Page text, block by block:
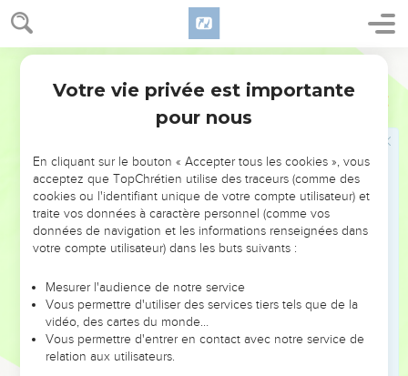
Esther 5
roi et Haman viennent au festin que je leur préparerai, et
demain je ferai selon la parole du roi.
Haman prépare un gibet pour Mardochée
Et ce jour-là Haman sortit joyeux et le coeur gai. Mais
lorsque Haman vit à la porte du roi, Mardochée qui ne se
leva ni ne bougea pour lui, Haman fut rempli de fureur
contre Mardochée.
Mais Haman se contint et rentra dans sa maison ; et il
envoya et fit venir ses amis et Zéresh, sa femme.
Et Haman leur raconta la gloire de ses richesses, et le
l'avait élevé au-dessus des princes et des serviteurs du roi.
Et Haman dit : La reine Esther n'a même fait venir
personne avec le roi au festin qu'elle a fait, excepté moi ; et
pour demain aussi, je suis invité chez elle avec le roi.
Votre vie privée est importante
pour nous
En cliquant sur le bouton « Accepter tous les cookies », vous
acceptez que TopChrétien utilise des traceurs (comme des
cookies ou l'identifiant unique de votre compte utilisateur) et
traite vos données à caractère personnel (comme vos
données de navigation et les informations renseignées dans
votre compte utilisateur) dans les buts suivants :
Mesurer l'audience de notre service
Vous permettre d'utiliser des services tiers tels que de la
vidéo, des cartes du monde…
Vous permettre d'entrer en contact avec notre service de
relation aux utilisateurs.